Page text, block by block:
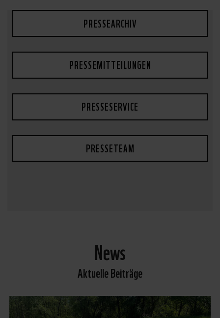
PRESSEARCHIV
PRESSEMITTEILUNGEN
PRESSESERVICE
PRESSETEAM
News
Aktuelle Beiträge